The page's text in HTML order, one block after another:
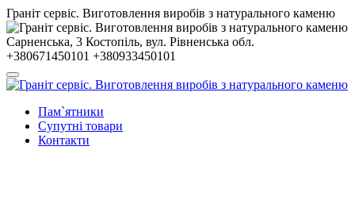
Гранiт сервiс. Виготовлення виробів з натурального каменю
Сарненська, 3 Костопiль, вул. Рiвненська обл.
+380671450101 +380933450101
Пам`ятники
Супутні товари
Контакти